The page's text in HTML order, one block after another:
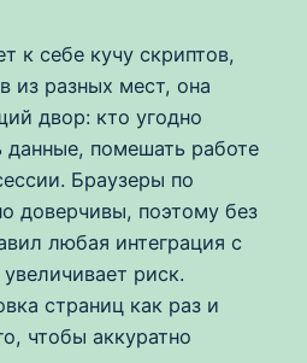
к себе кучу скриптов,
из разных мест, она
двор: кто угодно
помешать работе
Браузеры по
доверчивы, поэтому без
любая интеграция с
риск.
страниц как раз и
чтобы аккуратно